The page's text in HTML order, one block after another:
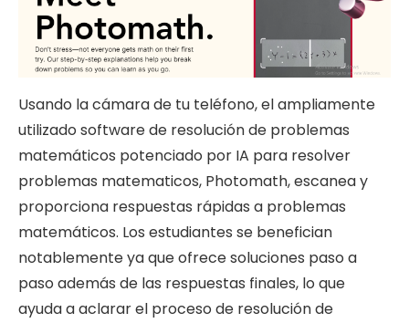
Usando la cámara de tu teléfono, el ampliamente
utilizado software de resolución de problemas
matemáticos potenciado por IA para resolver
problemas matematicos, Photomath, escanea y
proporciona respuestas rápidas a problemas
matemáticos. Los estudiantes se benefician
notablemente ya que ofrece soluciones paso a
paso además de las respuestas finales, lo que
ayuda a aclarar el proceso de resolución de